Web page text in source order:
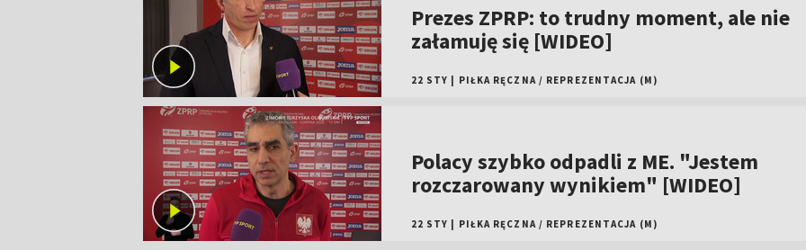
Prezes ZPRP: to trudny moment, ale nie
załamuję się [WIDEO]
22 STY PIŁKA RĘCZNA / REPREZENTACJA (M)
Polacy szybko odpadli z ME. "Jestem
rozczarowany wynikiem" [WIDEO]
22 STY PIŁKA RĘCZNA / REPREZENTACJA (M)